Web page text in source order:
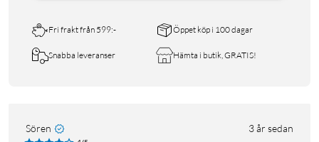
Fri frakt från 599:- Öppet köp i 100 dagar
Snabba leveranser Hämta i butik, GRATIS!
Sören 3 år sedan